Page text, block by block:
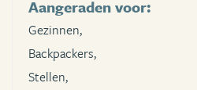
Aangeraden voor:
Gezinnen,
Backpackers,
Stellen,